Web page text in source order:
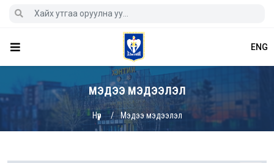
ENG
МЭДЭЭ МЭДЭЭЛЭЛ
Нүүр Мэдээ мэдээлэл